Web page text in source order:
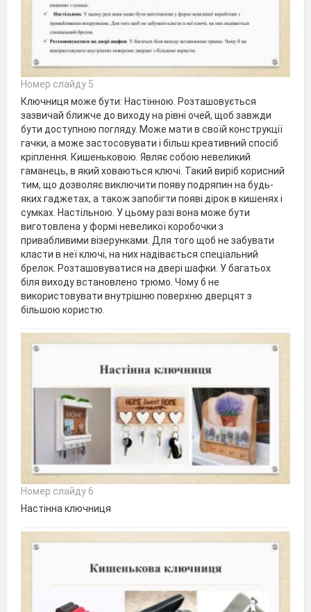
Номер слайду 5
Ключниця може бути: Настінною. Розташовується
зазвичай ближче до виходу на рівні очей, щоб завжди
бути доступною погляду. Може мати в своїй конструкції
гачки, а може застосовувати і більш креативний спосіб
кріплення. Кишеньковою. Являє собою невеликий
гаманець, в який ховаються ключі. Такий виріб корисний
тим, що дозволяє виключити появу подряпин на будь-
яких гаджетах, а також запобігти появі дірок в кишенях і
сумках. Настільною. У цьому разі вона може бути
виготовлена у формі невеликої коробочки з
привабливими візерунками. Для того щоб не забувати
класти в неї ключі, на них надівається спеціальний
брелок. Розташовуватися на двері шафки. У багатьох
біля виходу встановлено трюмо. Чому б не
використовувати внутрішню поверхню дверцят з
більшою користю.
Номер слайду 6
Настінна ключниця